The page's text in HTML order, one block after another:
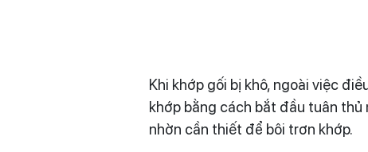
Khi khớp gối bị khô, ngoài việc
khớp bằng cách bắt đầu tuân
nhờn cần thiết để bôi trơn khớp.